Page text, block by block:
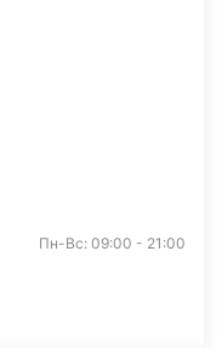
Пн-Вс: 09:00 - 21:00